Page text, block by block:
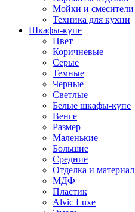
Мойки и смесители
Техника для кухни
Шкафы-купе
Цвет
Коричневые
Серые
Темные
Черные
Светлые
Белые шкафы-купе
Венге
Размер
Маленькие
Большие
Средние
Отделка и материал
МДФ
Пластик
Alvic Luxe